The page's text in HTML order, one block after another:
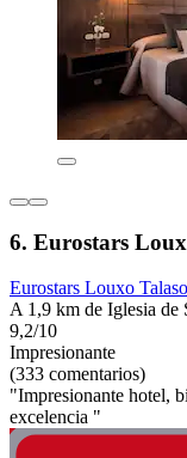
6. Eurostars
Eurostars Louxo Talaso
A 1,9 km de Iglesia de
9,2/10
Impresionante
(333 comentarios)
"Impresionante hotel,
excelencia "